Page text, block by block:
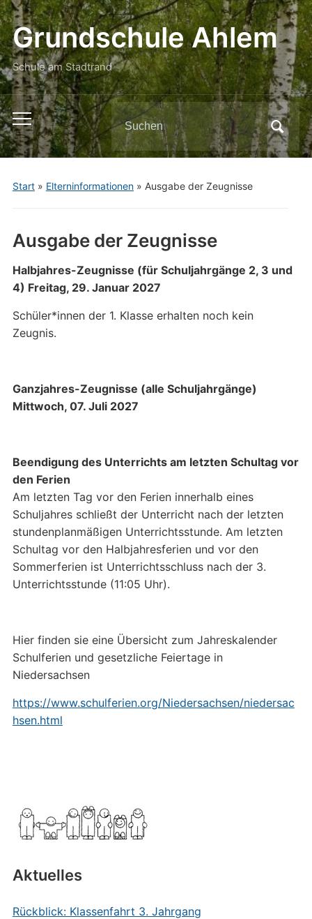
Grundschule Ahlem
Schule am Stadtrand
Toggle
mobile
menu
Search
for:
Start» Elterninformationen» Ausgabe der Zeugnisse
Ausgabe der Zeugnisse
Halbjahres-Zeugnisse (für Schuljahrgänge 2, 3 und
4) Freitag, 29. Januar 2027
Schüler*innen der 1. Klasse erhalten noch kein
Zeugnis.
Ganzjahres-Zeugnisse (alle Schuljahrgänge)
Mittwoch, 07. Juli 2027
Beendigung des Unterrichts am letzten Schultag vor
den Ferien
Am letzten Tag vor den Ferien innerhalb eines
Schuljahres schließt der Unterricht nach der letzten
stundenplanmäßigen Unterrichtsstunde. Am letzten
Schultag vor den Halbjahresferien und vor den
Sommerferien ist Unterrichtsschluss nach der 3.
Unterrichtsstunde (11:05 Uhr).
Hier finden sie eine Übersicht zum Jahreskalender
Schulferien und gesetzliche Feiertage in
Niedersachsen
https://www.schulferien.org/Niedersachsen/niedersac
hsen.html
Aktuelles
Rückblick: Klassenfahrt 3. Jahrgang